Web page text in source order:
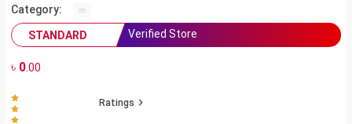
Category:
STANDARD
Verified Store
৳ 0.00
Ratings